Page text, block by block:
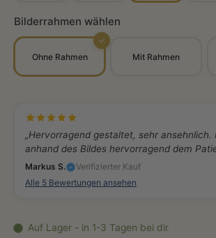
Bilderrahmen wählen
Ohne Rahmen
✓
Mit Rahmen
„Hervorragend gestaltet, sehr ansehnlich.
anhand des Bildes hervorragend dem
Markus S.
Verifizierter Kauf
Alle 5 Bewertungen ansehen
Auf Lager - in 1-3 Tagen bei dir